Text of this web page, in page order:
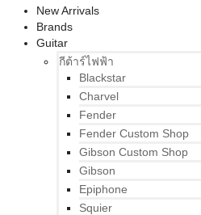
New Arrivals
Brands
Guitar
กีต้าร์ไฟฟ้า
Blackstar
Charvel
Fender
Fender Custom Shop
Gibson Custom Shop
Gibson
Epiphone
Squier